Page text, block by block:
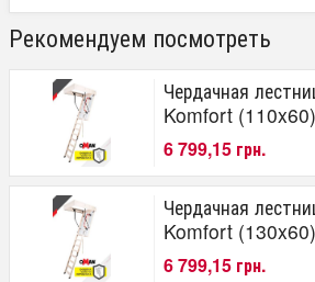
Рекомендуем посмотреть
Чердачная
Komfort
6 799,15 грн.
Чердачная
Komfort
6 799,15 грн.